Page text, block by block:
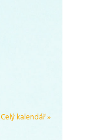
Celý kalendář »